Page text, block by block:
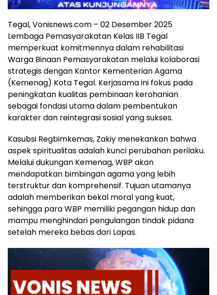
Tegal, Vonisnews.com – 02 Desember 2025
Lembaga Pemasyarakatan Kelas IIB Tegal
memperkuat komitmennya dalam rehabilitasi
Warga Binaan Pemasyarakatan melalui kolaborasi
strategis dengan Kantor Kementerian Agama
(Kemenag) Kota Tegal. Kerjasama ini fokus pada
peningkatan kualitas pembinaan kerohanian
sebagai fondasi utama dalam pembentukan
karakter dan reintegrasi sosial yang sukses.
Kasubsi Regbimkemas, Zakiy menekankan bahwa
aspek spiritualitas adalah kunci perubahan perilaku.
Melalui dukungan Kemenag, WBP akan
mendapatkan bimbingan agama yang lebih
terstruktur dan komprehensif. Tujuan utamanya
adalah memberikan bekal moral yang kuat,
sehingga para WBP memiliki pegangan hidup dan
mampu menghindari pengulangan tindak pidana
setelah mereka bebas dari Lapas.